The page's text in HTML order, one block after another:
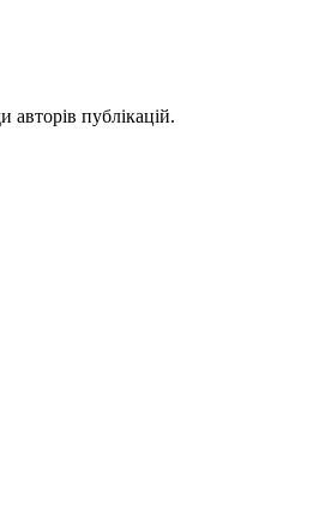
авторів публікацій.